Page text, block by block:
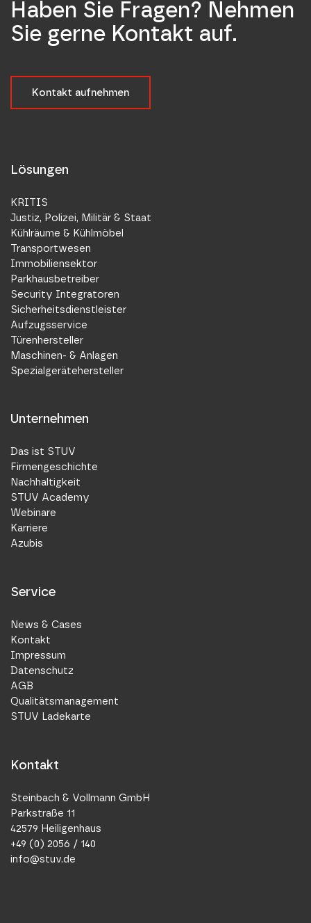
Haben Sie Fragen? Nehmen
Sie gerne Kontakt auf.
Kontakt aufnehmen
Lösungen
KRITIS
Justiz, Polizei, Militär & Staat
Kühlräume & Kühlmöbel
Transportwesen
Immobiliensektor
Parkhausbetreiber
Security Integratoren
Sicherheitsdienstleister
Aufzugsservice
Türenhersteller
Maschinen- & Anlagen
Spezialgerätehersteller
Unternehmen
Das ist STUV
Firmengeschichte
Nachhaltigkeit
STUV Academy
Webinare
Karriere
Azubis
Service
News & Cases
Kontakt
Impressum
Datenschutz
AGB
Qualitätsmanagement
STUV Ladekarte
Kontakt
Steinbach & Vollmann GmbH
Parkstraße 11
42579 Heiligenhaus
+49 (0) 2056 / 140
info@stuv.de